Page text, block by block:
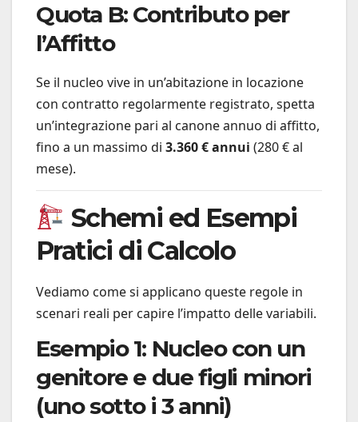
Quota B: Contributo per
l’Affitto
Se il nucleo vive in un’abitazione in locazione
con contratto regolarmente registrato, spetta
un’integrazione pari al canone annuo di affitto,
fino a un massimo di 3.360 € annui (280 € al
mese).
Schemi ed Esempi
Pratici di Calcolo
Vediamo come si applicano queste regole in
scenari reali per capire l’impatto delle variabili.
Esempio 1: Nucleo con un
genitore e due figli minori
(uno sotto i 3 anni)